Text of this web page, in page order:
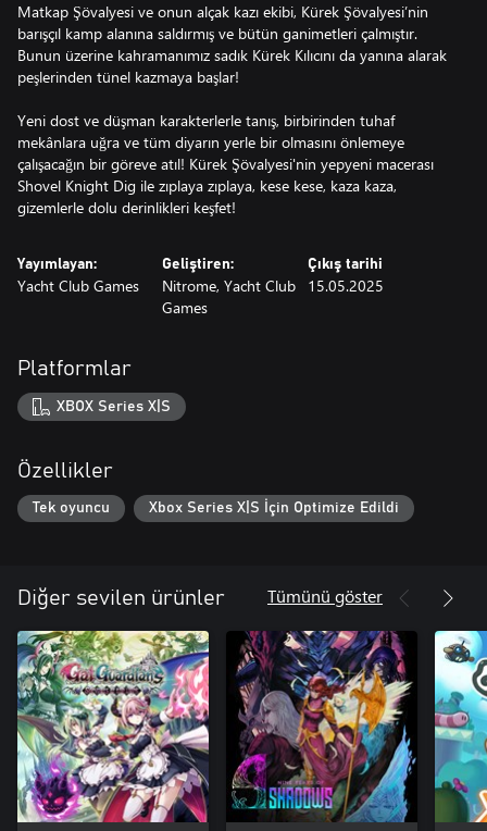
Matkap Şövalyesi ve onun alçak kazı ekibi, Kürek Şövalyesi’nin
barışçıl kamp alanına saldırmış ve bütün ganimetleri çalmıştır.
Bunun üzerine kahramanımız sadık Kürek Kılıcını da yanına alarak
peşlerinden tünel kazmaya başlar!
Yeni dost ve düşman karakterlerle tanış, birbirinden tuhaf
mekânlara uğra ve tüm diyarın yerle bir olmasını önlemeye
çalışacağın bir göreve atıl! Kürek Şövalyesi'nin yepyeni macerası
Shovel Knight Dig ile zıplaya zıplaya, kese kese, kaza kaza,
gizemlerle dolu derinlikleri keşfet!
Yayımlayan:
Yacht Club Games
Geliştiren:
Nitrome, Yacht Club
Games
Çıkış tarihi
15.05.2025
Platformlar
XBOX Series X|S
Özellikler
Tek oyuncu Xbox Series X|S İçin Optimize Edildi
Diğer sevilen ürünler Tümünü göster